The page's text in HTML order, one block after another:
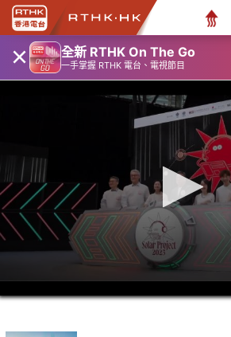
× 全新 RTHK On The Go
一手掌握 RTHK 電台、電視節目
seconds